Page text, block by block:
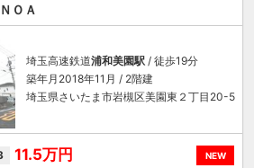
ＯＡ
埼玉高速鉄道浦和美園駅 / 徒歩19分
築年月2018年11月 / 2階建
埼玉県さいたま市岩槻区美園東２丁目20-5
NEW
11.5万円